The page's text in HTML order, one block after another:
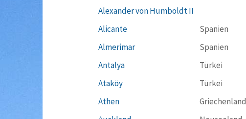
Alexander von Humboldt II
Alicante
Spanien
Almerimar
Spanien
Antalya
Türkei
Ataköy
Türkei
Athen
Griechenland